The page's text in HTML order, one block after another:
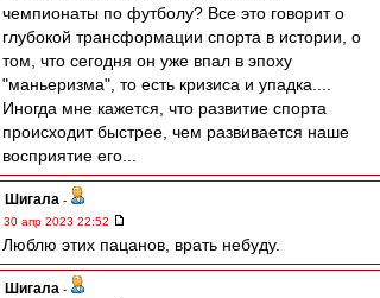
чемпионаты по футболу? Все это говорит о
глубокой трансформации спорта в истории, о
том, что сегодня он уже впал в эпоху
"маньеризма", то есть кризиса и упадка....
Иногда мне кажется, что развитие спорта
происходит быстрее, чем развивается наше
восприятие его...
Шигала -
30 апр 2023 22:52
Люблю этих пацанов, врать небуду.
Шигала -